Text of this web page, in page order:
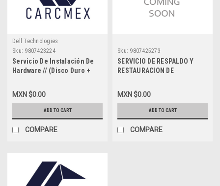
Dell Technologies
Sku: 9807423224
Servicio De Instalación De
Hardware // (Disco Duro +
Laptop Y Desktop // En
Oficina Carcmex-Mty
MXN $0.00
ADD TO CART
COMPARE
Sku: 9807425273
SERVICIO DE RESPALDO Y
RESTAURACION DE
DURO INTERNO EN OFICINA
CARCMEX-MTY
MXN $0.00
ADD TO CART
COMPARE